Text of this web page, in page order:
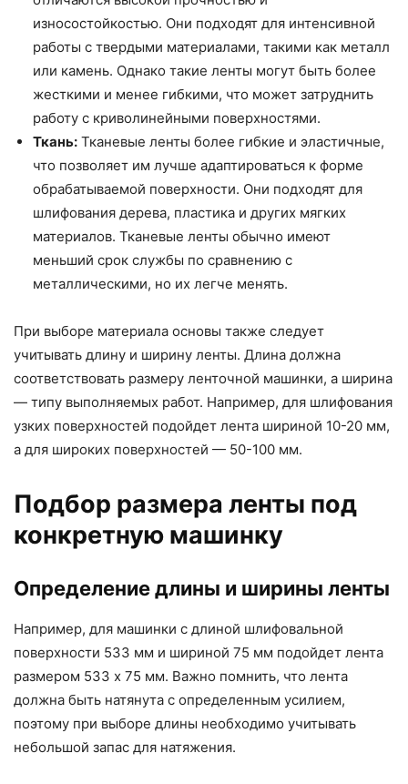
износостойкостью. Они подходят для интенсивной
работы с твердыми материалами, такими как металл
или камень. Однако такие ленты могут быть более
жесткими и менее гибкими, что может затруднить
работу с криволинейными поверхностями.
Ткань: Тканевые ленты более гибкие и эластичные,
что позволяет им лучше адаптироваться к форме
обрабатываемой поверхности. Они подходят для
шлифования дерева, пластика и других мягких
материалов. Тканевые ленты обычно имеют
меньший срок службы по сравнению с
металлическими, но их легче менять.
При выборе материала основы также следует
учитывать длину и ширину ленты. Длина должна
соответствовать размеру ленточной машинки, а ширина
— типу выполняемых работ. Например, для шлифования
узких поверхностей подойдет лента шириной 10-20 мм,
а для широких поверхностей — 50-100 мм.
Подбор размера ленты под
конкретную машинку
Определение длины и ширины ленты
Например, для машинки с длиной шлифовальной
поверхности 533 мм и шириной 75 мм подойдет лента
размером 533 x 75 мм. Важно помнить, что лента
должна быть натянута с определенным усилием,
поэтому при выборе длины необходимо учитывать
небольшой запас для натяжения.